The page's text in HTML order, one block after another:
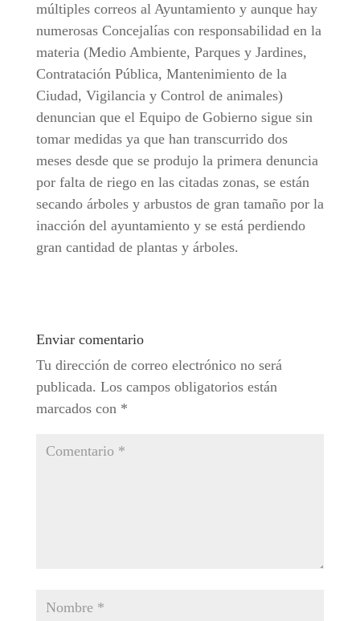
múltiples correos al Ayuntamiento y aunque hay
numerosas Concejalías con responsabilidad en la
materia (Medio Ambiente, Parques y Jardines,
Contratación Pública, Mantenimiento de la
Ciudad, Vigilancia y Control de animales)
denuncian que el Equipo de Gobierno sigue sin
tomar medidas ya que han transcurrido dos
meses desde que se produjo la primera denuncia
por falta de riego en las citadas zonas, se están
secando árboles y arbustos de gran tamaño por la
inacción del ayuntamiento y se está perdiendo
gran cantidad de plantas y árboles.
Enviar comentario
Tu dirección de correo electrónico no será
publicada. Los campos obligatorios están
marcados con *